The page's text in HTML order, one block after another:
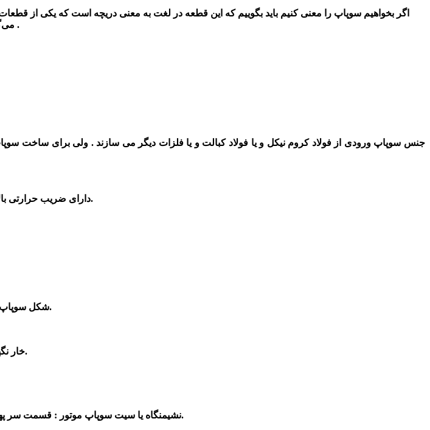
اگر بخواهیم سوپاپ را معنی کنیم باید بگوییم که این قطعه در لغت به معنی دریچه است که یکی از
می‌گیرد و واردشدن و خارج شدن هوا را که به ترتیب هوای ورودی و دود خروجی است را کنترل می‌کند .
جنس سوپاپ ورودی از فولاد کروم نیکل و یا فولاد کبالت و یا فلزات دیگر می سازند . ولی برای ساخت
1- دارای ضریب حرارتی بالا باشه و بتواند حرارت بالا را تحمل کرده و به خوبی حرارت خود را به بدنه سرسیلندر انتقال بدهد.
شکل سوپاپ به صورت یک ساقه و یک صفحه تخت (قارچ مانند ) است که در موتورهای مختلف، یکسان می‌باشد.
-خار نگهدارنده : در قسمت انتهایی ساقه و پایین‌تر از سرسوپاپ بوده که محل اتصال فنرهای سوپاپ است.
نشیمنگاه یا سیت سوپاپ موتور : قسمت سر پهن سوپاپ است که این قسمت دارای حلقه‌هایی از جنس چدن سانتریفوژ و یا آلیاژی مقاوم می‌باشد.